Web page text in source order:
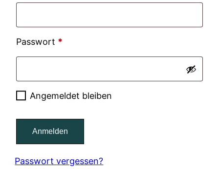
Passwort *
Angemeldet bleiben
Anmelden
Passwort vergessen?